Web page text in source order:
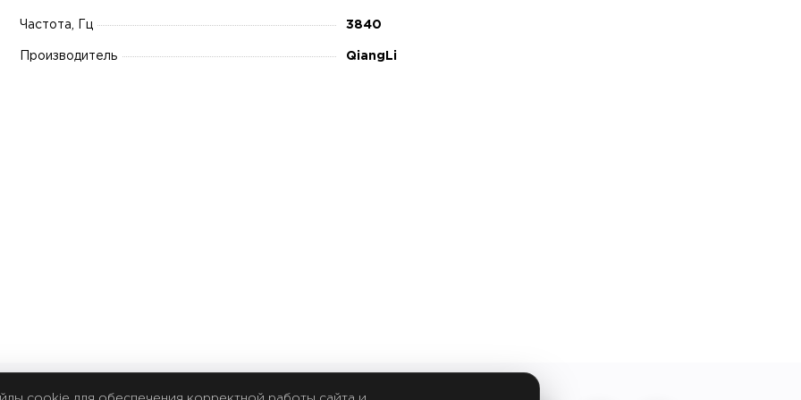
Частота, Гц 3840
Производитель QiangLi